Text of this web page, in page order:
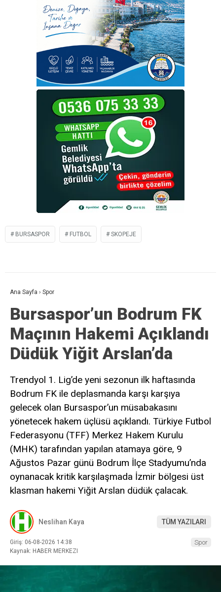
BURSASPOR FUTBOL SKOPEJE
Ana Sayfa › Spor
Bursaspor’un Bodrum FK
Maçının Hakemi Açıklandı
Düdük Yiğit Arslan’da
Trendyol 1. Lig’de yeni sezonun ilk haftasında
Bodrum FK ile deplasmanda karşı karşıya
gelecek olan Bursaspor’un müsabakasını
yönetecek hakem üçlüsü açıklandı. Türkiye Futbol
Federasyonu (TFF) Merkez Hakem Kurulu
(MHK) tarafından yapılan atamaya göre, 9
Ağustos Pazar günü Bodrum İlçe Stadyumu’nda
oynanacak kritik karşılaşmada İzmir bölgesi üst
klasman hakemi Yiğit Arslan düdük çalacak.
Neslihan Kaya TÜM YAZILARI
Giriş: 06-08-2026 14:38
Kaynak: HABER MERKEZI
Spor